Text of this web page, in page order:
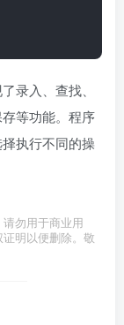
录入、查找、
等功能。程序
执行不同的操
勿用于商业用
明以便删除。敬